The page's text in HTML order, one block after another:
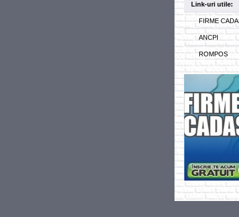
Link-uri utile:
FIRME
ANCPI
ROMPOS